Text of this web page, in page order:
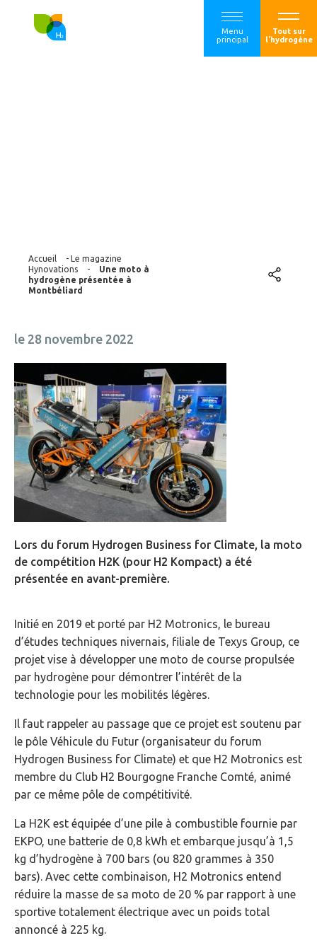
Menu
principal
Tout sur
l'hydrogène
Accueil - Le magazine
Hynovations
-
Une moto à
hydrogène présentée à
Montbéliard
le 28 novembre 2022
Lors du forum Hydrogen Business for Climate, la moto
de compétition H2K (pour H2 Kompact) a été
présentée en avant-première.
Initié en 2019 et porté par H2 Motronics, le bureau
d’études techniques nivernais, filiale de Texys Group, ce
projet vise à développer une moto de course propulsée
par hydrogène pour démontrer l’intérêt de la
technologie pour les mobilités légères.
Il faut rappeler au passage que ce projet est soutenu par
le pôle Véhicule du Futur (organisateur du forum
Hydrogen Business for Climate) et que H2 Motronics est
membre du Club H2 Bourgogne Franche Comté, animé
par ce même pôle de compétitivité.
La H2K est équipée d’une pile à combustible fournie par
EKPO, une batterie de 0,8 kWh et embarque jusqu’à 1,5
kg d’hydrogène à 700 bars (ou 820 grammes à 350
bars). Avec cette combinaison, H2 Motronics entend
réduire la masse de sa moto de 20 % par rapport à une
sportive totalement électrique avec un poids total
annoncé à 225 kg.